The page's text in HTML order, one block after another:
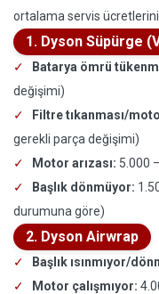
ortalama servis
1. Dyson Süpürge
Batarya ömrü
değişimi)
Filtre tıkanması/
gerekli parça değişimi)
Motor arızası: 5.000
Başlık dönmüyor:
durumuna göre)
2. Dyson Airwrap
Başlık ısınmıyor/
Motor çalışmıyor: